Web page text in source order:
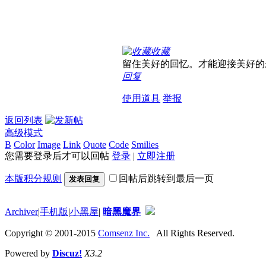
收藏
留住美好的回忆。才能迎接美好
回复
使用道具 举报
返回列表
高级模式
B Color Image Link Quote Code Smilies
您需要登录后才可以回帖 登录 | 立即注册
本版积分规则 发表回复 回帖后跳转到最后一页
Archiver|手机版|小黑屋| 暗黑魔界
Copyright © 2001-2015 Comsenz Inc. All Rights Reserved.
Powered by Discuz! X3.2